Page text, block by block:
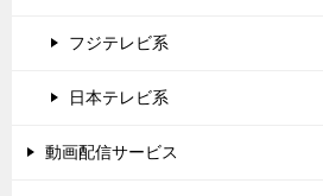
フジテレビ系
日本テレビ系
動画配信サービス